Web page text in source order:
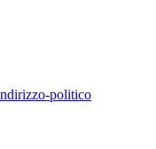
politico